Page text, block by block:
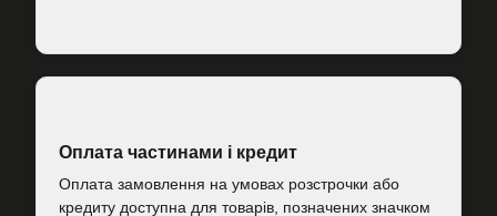
Оплата частинами і кредит
Оплата замовлення на умовах розстрочки або
кредиту доступна для товарів, позначених значком